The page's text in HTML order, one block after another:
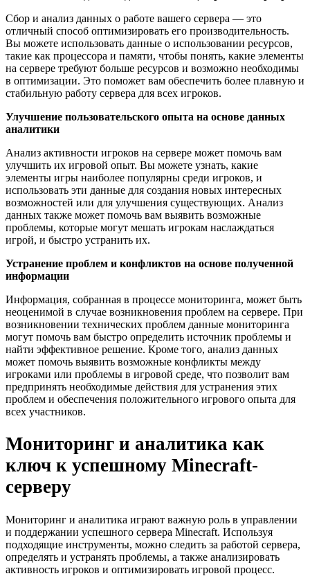
Сбор и анализ данных о работе вашего сервера — это
отличный способ оптимизировать его производительность.
Вы можете использовать данные о использовании ресурсов,
такие как процессора и памяти, чтобы понять, какие элементы
на сервере требуют больше ресурсов и возможно необходимы
в оптимизации. Это поможет вам обеспечить более плавную и
стабильную работу сервера для всех игроков.
Улучшение пользовательского опыта на основе данных
аналитики
Анализ активности игроков на сервере может помочь вам
улучшить их игровой опыт. Вы можете узнать, какие
элементы игры наиболее популярны среди игроков, и
использовать эти данные для создания новых интересных
возможностей или для улучшения существующих. Анализ
данных также может помочь вам выявить возможные
проблемы, которые могут мешать игрокам наслаждаться
игрой, и быстро устранить их.
Устранение проблем и конфликтов на основе полученной
информации
Информация, собранная в процессе мониторинга, может быть
неоценимой в случае возникновения проблем на сервере. При
возникновении технических проблем данные мониторинга
могут помочь вам быстро определить источник проблемы и
найти эффективное решение. Кроме того, анализ данных
может помочь выявить возможные конфликты между
игроками или проблемы в игровой среде, что позволит вам
предпринять необходимые действия для устранения этих
проблем и обеспечения положительного игрового опыта для
всех участников.
Мониторинг и аналитика как
ключ к успешному Minecraft-
серверу
Мониторинг и аналитика играют важную роль в управлении
и поддержании успешного сервера Minecraft. Используя
подходящие инструменты, можно следить за работой сервера,
определять и устранять проблемы, а также анализировать
активность игроков и оптимизировать игровой процесс.